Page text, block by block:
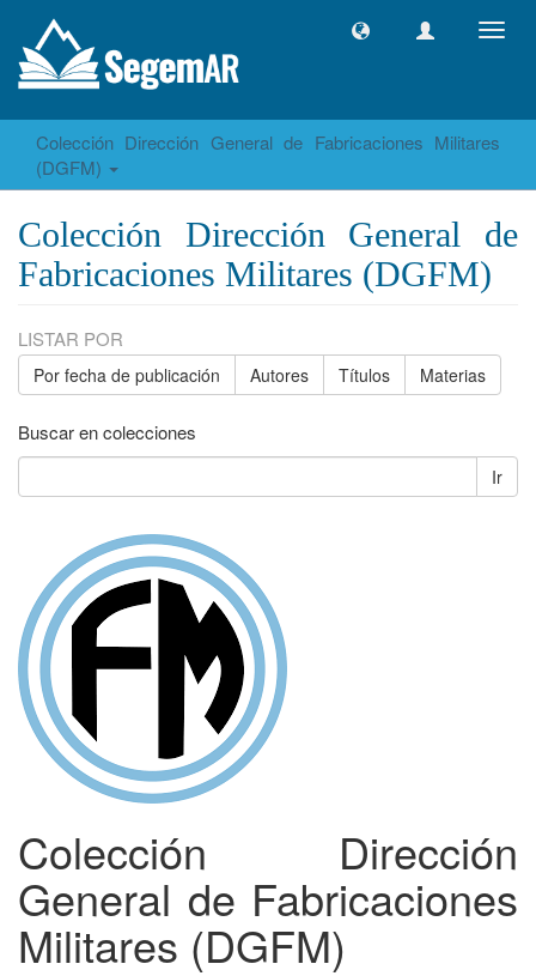
Colección Dirección General de Fabricaciones Militares
(DGFM)
Colección Dirección General de
Fabricaciones Militares (DGFM)
LISTAR POR
Por fecha de publicación Autores Títulos Materias
Buscar en colecciones
Ir
Colección Dirección
General de Fabricaciones
Militares (DGFM)